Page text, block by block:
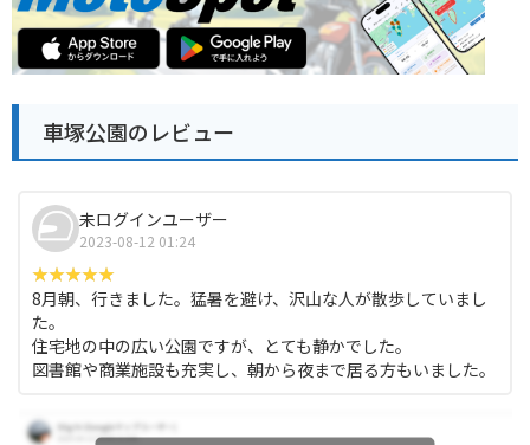
車塚公園のレビュー
未ログインユーザー
2023-08-12 01:24
8月朝、行きました。猛暑を避け、沢山な人が散歩していまし
た。
住宅地の中の広い公園ですが、とても静かでした。
図書館や商業施設も充実し、朝から夜まで居る方もいました。